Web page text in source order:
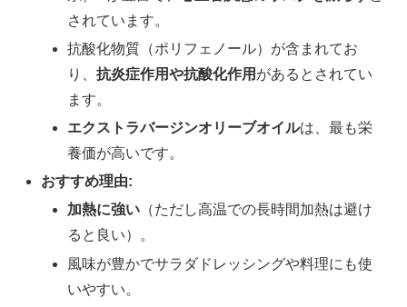
されています。
抗酸化物質（ポリフェノール）が含まれてお
り、抗炎症作用や抗酸化作用 があるとされてい
ます。
エクストラバージンオリーブオイルは、最も栄
養価が高いです。
おすすめ理由:
加熱に強い （ただし高温での長時間加熱は避け
ると良い）。
風味が豊かでサラダドレッシングや料理にも使
いやすい。